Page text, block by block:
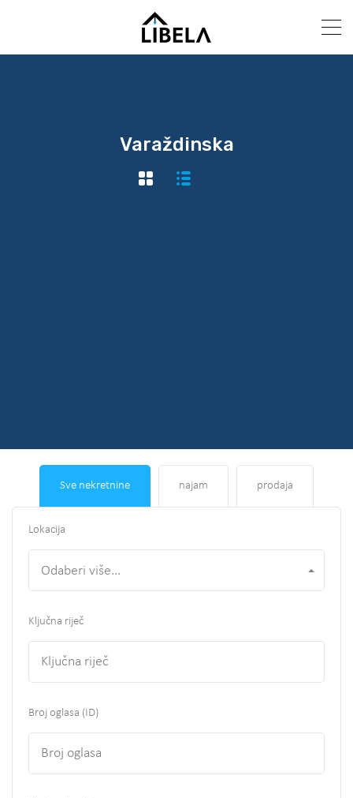
Varaždinska
Sve nekretnine najam prodaja
Lokacija
Odaberi više...
Ključna riječ
Broj oglasa (ID)